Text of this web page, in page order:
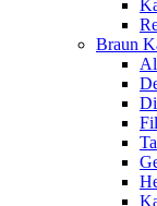
Braun